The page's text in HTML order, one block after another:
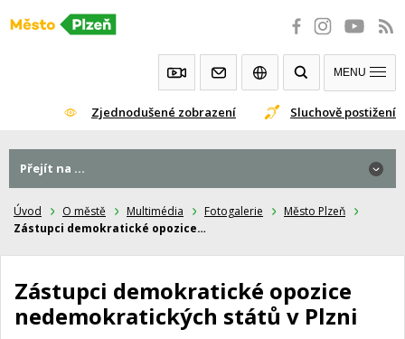
Přeskočit
Zjednodušené zobrazení Sluchově postižení
MENU
Úvod O městě Multimédia Fotogalerie
Město Plzeň
Zástupci demokratické opozice…
Zástupci demokratické opozice
nedemokratických států v Plzni
Přejít na ...
Přejít na ...